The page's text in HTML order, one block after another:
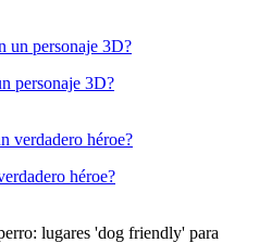
personaje 3D?
héroe?
lugares 'dog friendly' para